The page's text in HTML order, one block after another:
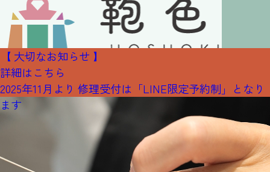
【 大切なお知らせ 】
詳細はこちら
2025年11月より 修理受付は「LINE限定予約制」となり
ます